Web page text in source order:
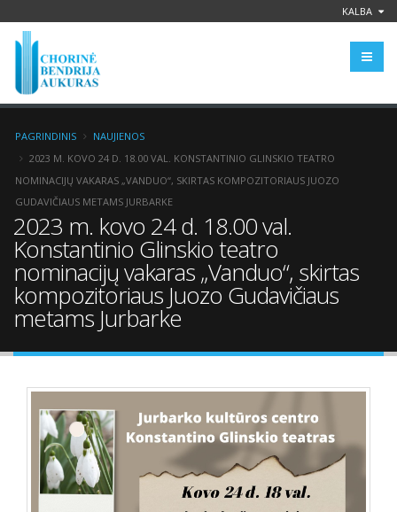
KALBA
PAGRINDINIS
NAUJIENOS
2023 M. KOVO 24 D. 18.00 VAL. KONSTANTINIO GLINSKIO TEATRO
NOMINACIJŲ VAKARAS „VANDUO“, SKIRTAS KOMPOZITORIAUS JUOZO
GUDAVIČIAUS METAMS JURBARKE
2023 m. kovo 24 d. 18.00 val.
Konstantinio Glinskio teatro
nominacijų vakaras „Vanduo“, skirtas
kompozitoriaus Juozo Gudavičiaus
metams Jurbarke